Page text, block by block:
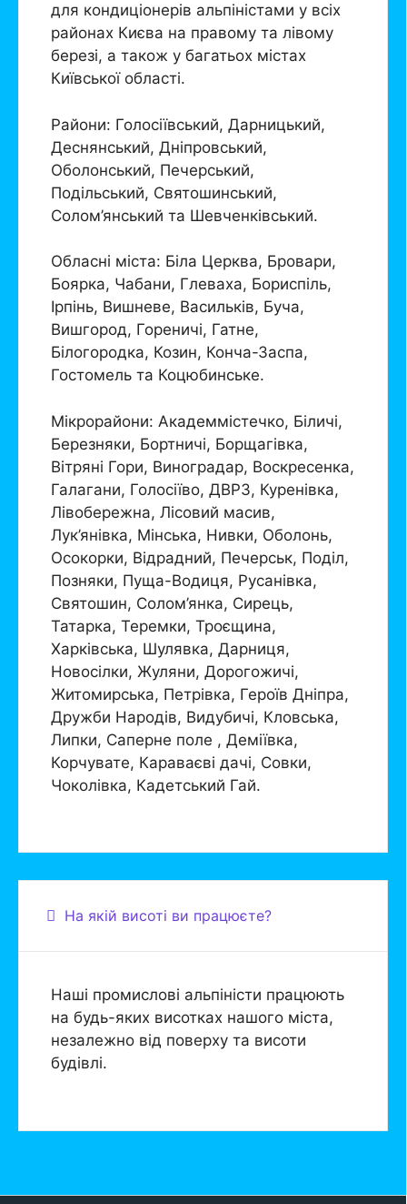
для кондиціонерів альпіністами у всіх
районах Києва на правому та лівому
березі, а також у багатьох містах
Київської області.
Райони: Голосіївський, Дарницький,
Деснянський, Дніпровський,
Оболонський, Печерський,
Подільський, Святошинський,
Солом’янський та Шевченківський.
Обласні міста: Біла Церква, Бровари,
Боярка, Чабани, Глеваха, Бориспіль,
Ірпінь, Вишневе, Васильків, Буча,
Вишгород, Гореничі, Гатне,
Білогородка, Козин, Конча-Заспа,
Гостомель та Коцюбинське.
Мікрорайони: Академмістечко, Біличі,
Березняки, Бортничі, Борщагівка,
Вітряні Гори, Виноградар, Воскресенка,
Галагани, Голосіїво, ДВРЗ, Куренівка,
Лівобережна, Лісовий масив,
Лук’янівка, Мінська, Нивки, Оболонь,
Осокорки, Відрадний, Печерськ, Поділ,
Позняки, Пуща-Водиця, Русанівка,
Святошин, Солом’янка, Сирець,
Татарка, Теремки, Троєщина,
Харківська, Шулявка, Дарниця,
Новосілки, Жуляни, Дорогожичі,
Житомирська, Петрівка, Героїв Дніпра,
Дружби Народів, Видубичі, Кловська,
Липки, Саперне поле , Деміївка,
Корчувате, Караваєві дачі, Совки,
Чоколівка, Кадетський Гай.
На якій висоті ви працюєте?
Наші промислові альпіністи працюють
на будь-яких висотках нашого міста,
незалежно від поверху та висоти
будівлі.